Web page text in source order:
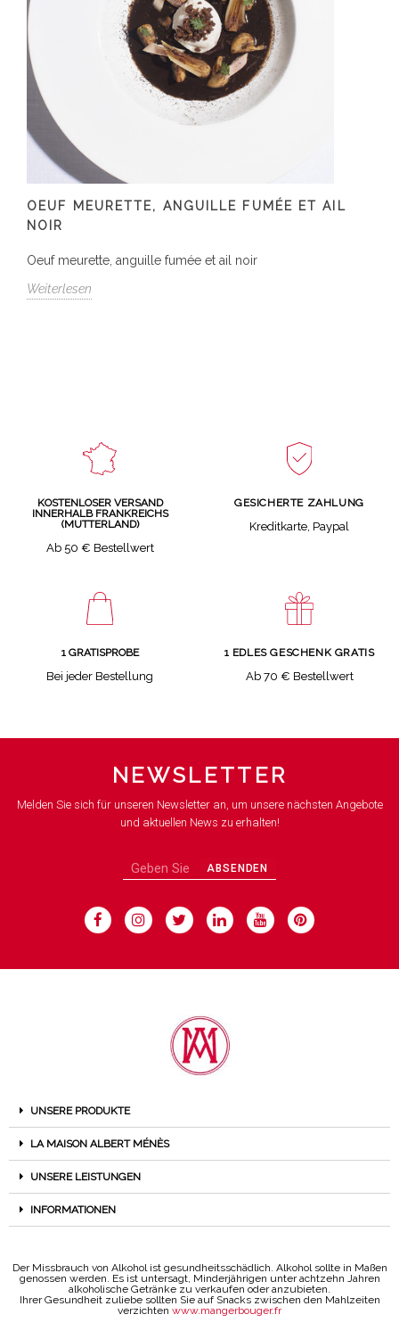
OEUF MEURETTE, ANGUILLE FUMÉE ET AIL
NOIR
Oeuf meurette, anguille fumée et ail noir
Weiterlesen
KOSTENLOSER VERSAND
INNERHALB FRANKREICHS
(MUTTERLAND)
Ab 50 € Bestellwert
GESICHERTE ZAHLUNG
Kreditkarte, Paypal
1 GRATISPROBE
Bei jeder Bestellung
1 EDLES GESCHENK GRATIS
Ab 70 € Bestellwert
NEWSLETTER
Melden Sie sich für unseren Newsletter an, um unsere nächsten Angebote
und aktuellen News zu erhalten!
ABSENDEN
UNSERE PRODUKTE
LA MAISON ALBERT MÉNÈS
UNSERE LEISTUNGEN
INFORMATIONEN
Der Missbrauch von Alkohol ist gesundheitsschädlich. Alkohol sollte in Maßen
genossen werden. Es ist untersagt, Minderjährigen unter achtzehn Jahren
alkoholische Getränke zu verkaufen oder anzubieten.
Ihrer Gesundheit zuliebe sollten Sie auf Snacks zwischen den Mahlzeiten
verzichten www.mangerbouger.fr